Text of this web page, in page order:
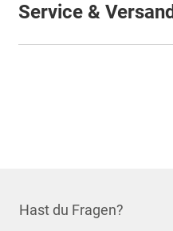
Service & Versand
Hast du Fragen?